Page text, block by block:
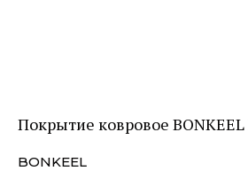
Покрытие ковровое
BONKEEL